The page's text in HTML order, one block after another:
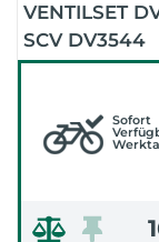
VENTILSET
SCV DV3544
CLIKVALVE
Sofort